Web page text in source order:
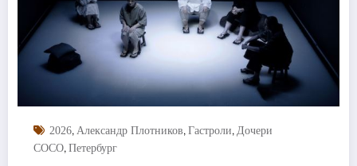
2026, Александр Плотников, Гастроли, Дочери
СОСО, Петербург